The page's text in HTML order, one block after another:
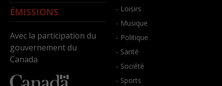
ÉMISSIONS
Avec la participation du
gouvernement du
Canada
- Loisirs
- Musique
- Politique
- Santé
- Société
- Sports